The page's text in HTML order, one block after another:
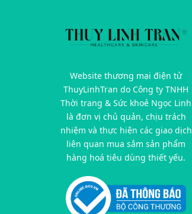
Website thương mại điện tử
ThuyLinhTran do Công ty TNHH
Thời trang & Sức khoẻ Ngọc Linh
là đơn vị chủ quản, chịu trách
nhiệm và thực hiện các giao dịch
liên quan mua sắm sản phẩm
hàng hoá tiêu dùng thiết yếu.